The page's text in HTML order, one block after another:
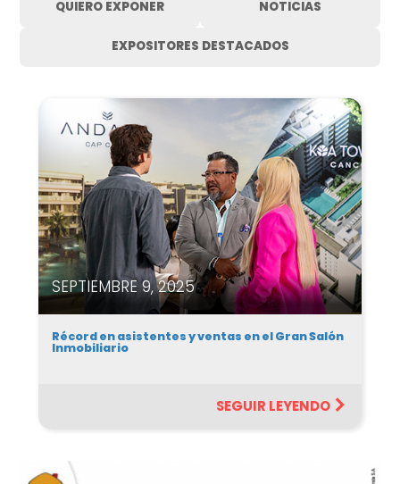
QUIERO EXPONER
NOTICIAS
EXPOSITORES DESTACADOS
SEPTIEMBRE 9, 2025
Récord en asistentes y ventas en el Gran Salón
Inmobiliario
SEGUIR LEYENDO